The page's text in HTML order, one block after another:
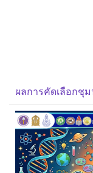
ผลการคัดเลือกชุ